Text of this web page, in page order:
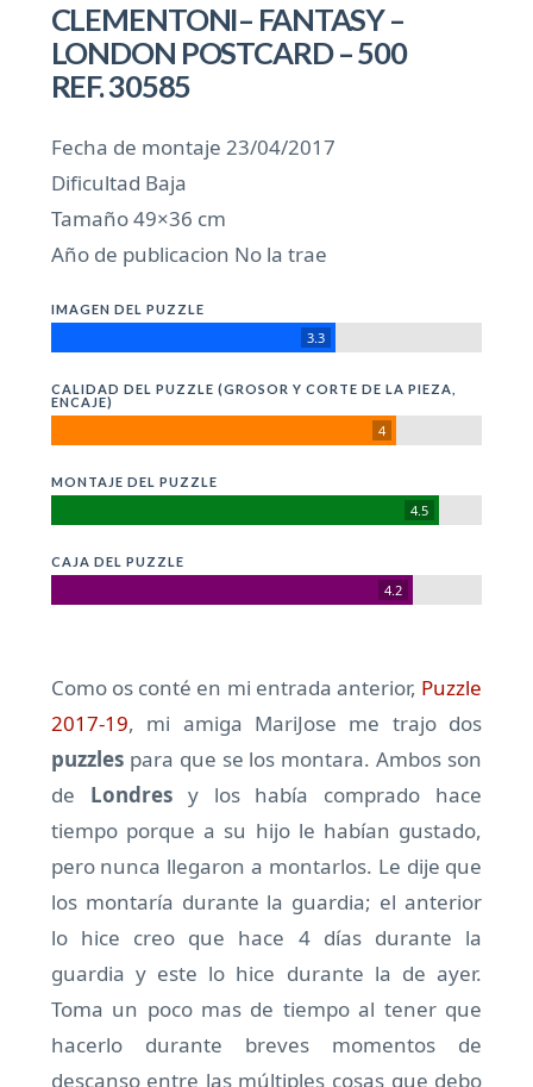
CLEMENTONI– FANTASY –
LONDON POSTCARD – 500
REF. 30585
Fecha de montaje 23/04/2017
Dificultad Baja
Tamaño 49×36 cm
Año de publicacion No la trae
IMAGEN DEL PUZZLE
3.3
CALIDAD DEL PUZZLE (GROSOR Y CORTE DE LA PIEZA,
ENCAJE)
4
MONTAJE DEL PUZZLE
4.5
CAJA DEL PUZZLE
4.2
Como os conté en mi entrada anterior, Puzzle
2017-19, mi amiga MariJose me trajo dos
puzzlespara que se los montara. Ambos son
de Londresy los había comprado hace
tiempo porque a su hijo le habían gustado,
pero nunca llegaron a montarlos. Le dije que
los montaría durante la guardia; el anterior
lo hice creo que hace 4 días durante la
guardia y este lo hice durante la de ayer.
Toma un poco mas de tiempo al tener que
hacerlo durante breves momentos de
descanso entre las múltiples cosas que debo